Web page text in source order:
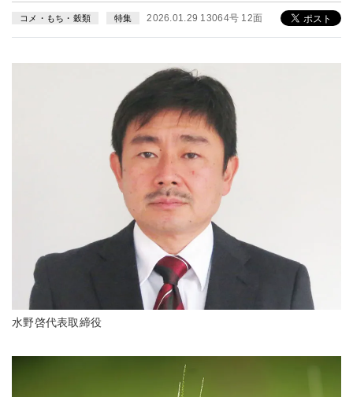
コメ・もち・穀類 特集 2026.01.29 13064号 12面
水野啓代表取締役